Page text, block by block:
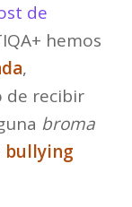
de
hemos
,
de recibir
broma
bullying